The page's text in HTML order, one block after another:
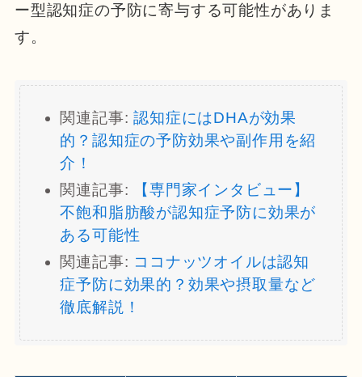
ー型認知症の予防に寄与する可能性がありま
す。
関連記事:認知症にはDHAが効果
的？認知症の予防効果や副作用を紹
介！
関連記事:
【専門家インタビュー】
不飽和脂肪酸が認知症予防に効果が
ある可能性
関連記事: ココナッツオイルは認知
症予防に効果的？効果や摂取量など
徹底解説！